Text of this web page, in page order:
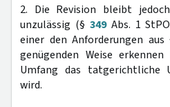
2. Die Revision bleibt
unzulässig (§ 349Abs. 1
einer den Anforderungen aus
genügenden Weise
Umfang das tatgerichtliche
wird.